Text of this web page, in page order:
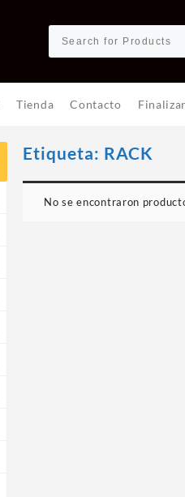
Tienda Contacto
Etiqueta: RACK
No se encontraron